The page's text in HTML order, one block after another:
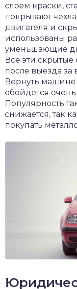
слоем краски,
покрывают
двигателя и
использованы
уменьшающие
Все эти скрытые
после выезда за
Вернуть машине
обойдется
Популярность
снижается, так
покупать